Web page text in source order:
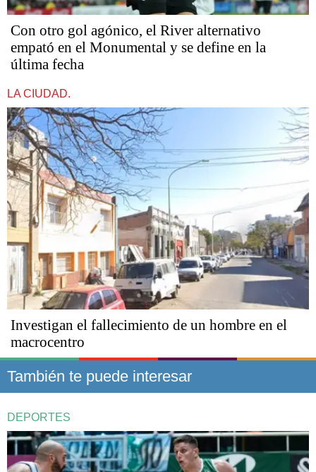
Con otro gol agónico, el River alternativo
empató en el Monumental y se define en la
última fecha
LA CIUDAD.
Investigan el fallecimiento de un hombre en el
macrocentro
También te puede interesar
DEPORTES